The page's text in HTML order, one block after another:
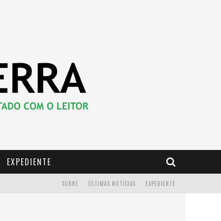
EXPEDIENTE
EXPEDIENTE
ÚLTIMAS NOTÍCIAS
SOBRE